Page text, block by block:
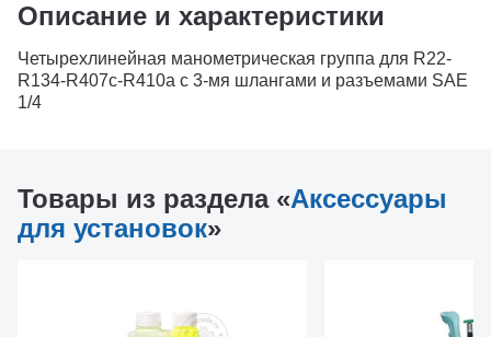
Описание и характеристики
Четырехлинейная манометрическая группа для R22-
R134-R407c-R410a c 3-мя шлангами и разъемами SAE
1/4
Товары из раздела «Аксессуары
для установок»